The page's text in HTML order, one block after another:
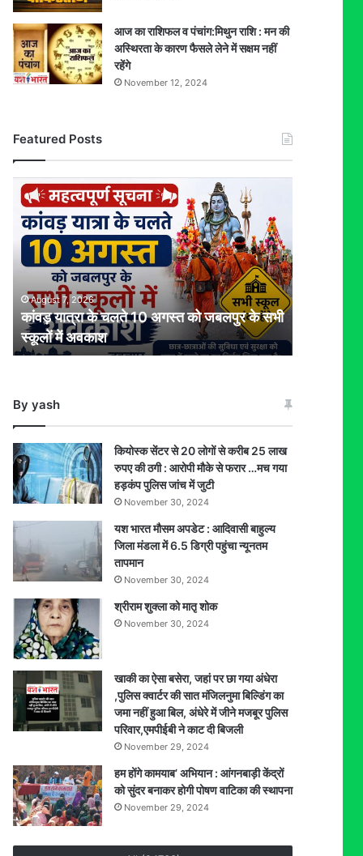
आज का राशिफल व पंचांग:मिथुन राशि : मन की
अस्थिरता के कारण फैसले लेने में सक्षम नहीं
रहेंगे
November 12, 2024
Featured Posts
कांवड़
यात्रा
चलते
अगस्त
जबलपुर
सभी
स्कूलों
August 7, 2026
कांवड़ यात्रा के चलते 10 अगस्त को जबलपुर के सभी
स्कूलों में अवकाश
By yash
कियोस्क सेंटर से 20 लोगों से करीब 25 लाख
रुपए की ठगी : आरोपी मौके से फरार …मच गया
हड़कंप पुलिस जांच में जुटी
November 30, 2024
यश भारत मौसम अपडेट : आदिवासी बाहुल्य
जिला मंडला में 6.5 डिग्री पहुंचा न्यूनतम
तापमान
November 30, 2024
श्रीराम शुक्ला को मातृ शोक
November 30, 2024
खाकी का ऐसा बसेरा, जहां पर छा गया अंधेरा
,पुलिस क्वार्टर की सात मंजिलनुमा बिल्डिंग का
जमा नहीं हुआ बिल, अंधेरे में जीने मजबूर पुलिस
परिवार,एमपीईबी ने काट दी बिजली
November 29, 2024
हम होंगे कामयाब’ अभियान : आंगनबाड़ी केंद्रों
को सुंदर बनाकर होगी पोषण वाटिका की स्थापना
November 29, 2024